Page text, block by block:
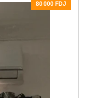
80 000 FDJ